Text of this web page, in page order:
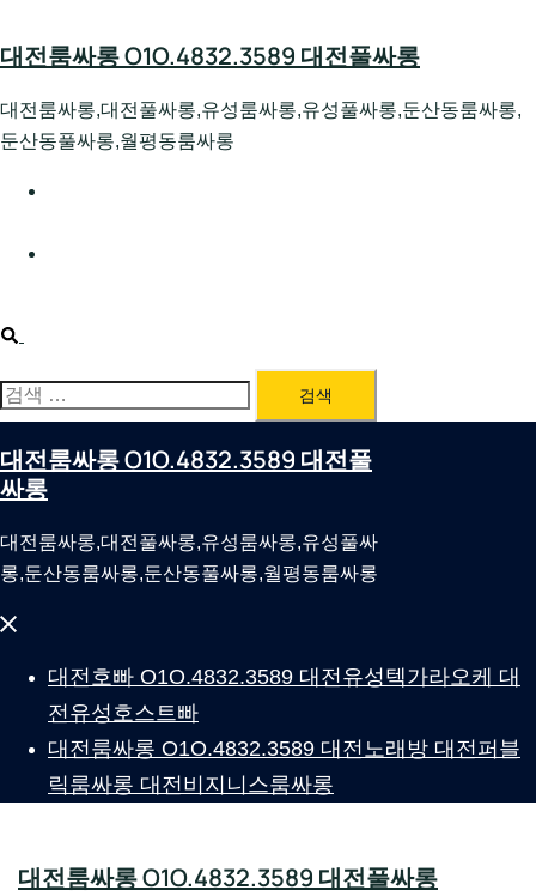
to
대전룸싸롱 O1O.4832.3589 대전풀싸롱
대전룸싸롱,대전풀싸롱,유성룸싸롱,유성풀싸롱,둔산동룸싸롱,
둔산동풀싸롱,월평동룸싸롱
Search
검
색:
대전룸싸롱 O1O.4832.3589 대전풀
싸롱
대전룸싸롱,대전풀싸롱,유성룸싸롱,유성풀싸
롱,둔산동룸싸롱,둔산동풀싸롱,월평동룸싸롱
Close
대전호빠 O1O.4832.3589 대전유성텍가라오케 대
전유성호스트빠
대전룸싸롱 O1O.4832.3589 대전노래방 대전퍼블
릭룸싸롱 대전비지니스룸싸롱
대전룸싸롱 O1O.4832.3589 대전풀싸롱